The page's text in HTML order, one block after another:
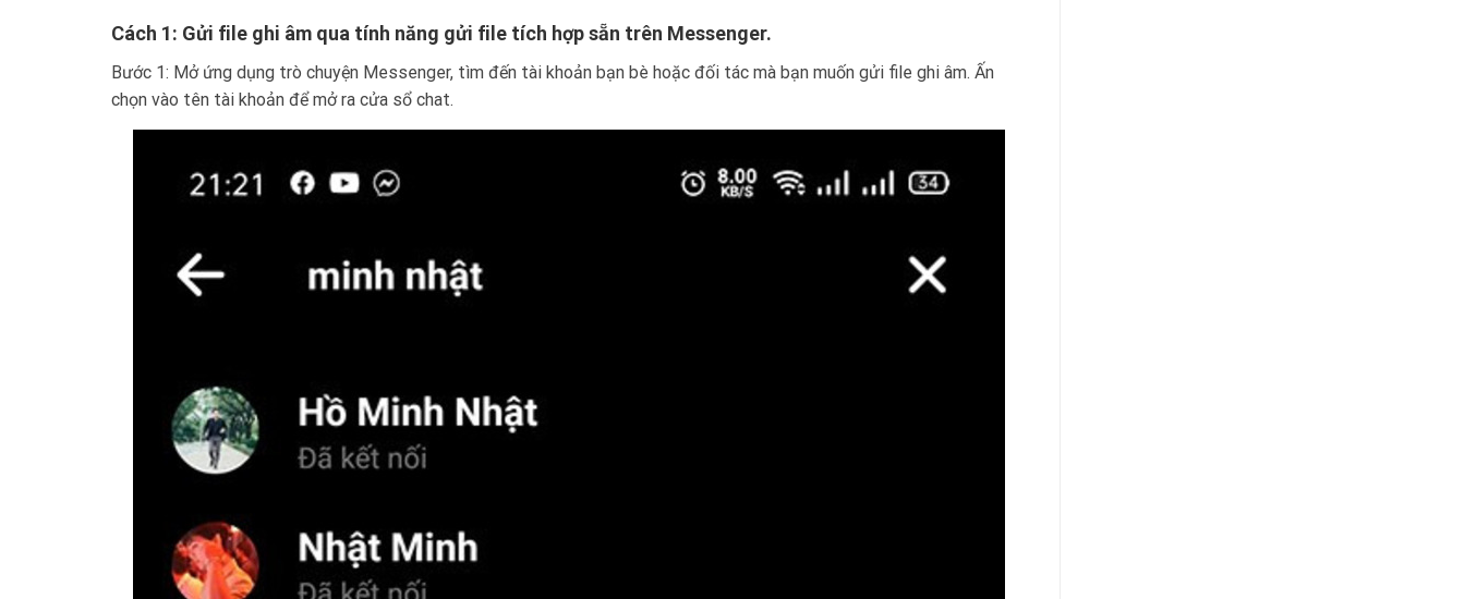
Cách 1: Gửi file ghi âm qua tính năng gửi file tích hợp sẵn trên Messenger.
Bước 1: Mở ứng dụng trò chuyện Messenger, tìm đến tài khoản bạn bè hoặc đối tác mà bạn muốn gửi file ghi âm. Ấn
chọn vào tên tài khoản để mở ra cửa sổ chat.